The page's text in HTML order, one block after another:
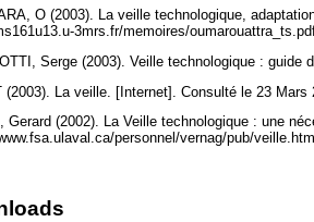
O (2003). La veille technologique,
3mrs.fr/memoires/
Serge (2003). Veille technologique :
(2003). La veille. [Internet]. Consulté le 23
Gerard (2002). La Veille technologique : une
personnel/vernag/pub/